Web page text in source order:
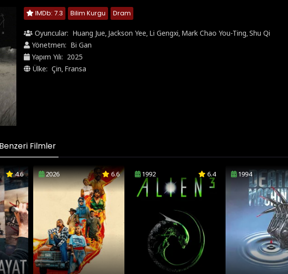
IMDb: 7.3 Bilim Kurgu Dram
Oyuncular: Huang Jue, Jackson Yee, Li Gengxi, Mark Chao You-Ting,Shu Qi
Yönetmen: Bi Gan
Yapım Yılı: 2025
Ülke: Çin, Fransa
Filmler
4.6 2026 6.6 1992 6.4 1994